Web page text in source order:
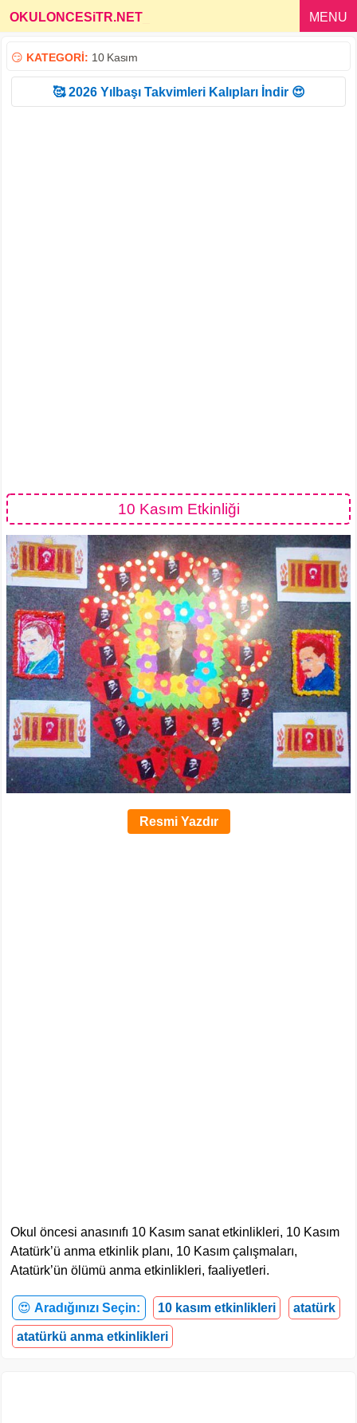
OKULONCESiTR.NET MENU
😏 KATEGORİ: 10 Kasım
🥰 2026 Yılbaşı Takvimleri Kalıpları İndir 😍
10 Kasım Etkinliği
Resmi Yazdır
Okul öncesi anasınıfı 10 Kasım sanat etkinlikleri, 10 Kasım
Atatürk’ü anma etkinlik planı, 10 Kasım çalışmaları,
Atatürk’ün ölümü anma etkinlikleri, faaliyetleri.
😍 Aradığınızı Seçin: 10 kasım etkinlikleri atatürk
atatürkü anma etkinlikleri